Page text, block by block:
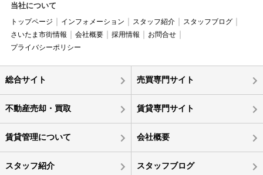
当社について
トップページ インフォメーション スタッフ紹介
スタッフブログ
さいたま市街情報
会社概要 採用情報
お問合せ
プライバシーポリシー
総合サイト 売買専門サイト
不動産売却・買取 賃貸専門サイト
賃貸管理について 会社概要
スタッフ紹介 スタッフブログ